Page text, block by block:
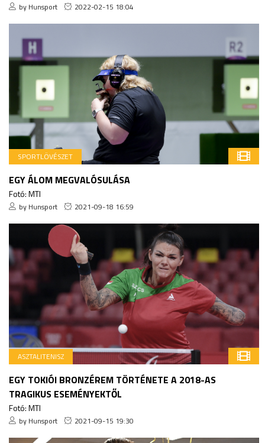
by Hunsport 2022-02-15 18:04
SPORTLÖVÉSZET
EGY ÁLOM MEGVALÓSULÁSA
Fotó: MTI
by Hunsport 2021-09-18 16:59
ASZTALITENISZ
EGY TOKIÓI BRONZÉREM TÖRTÉNETE A 2018-AS
TRAGIKUS ESEMÉNYEKTŐL
Fotó: MTI
by Hunsport 2021-09-15 19:30